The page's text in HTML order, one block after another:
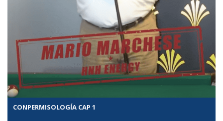
CONPERMISOLOGÍA CAP 1